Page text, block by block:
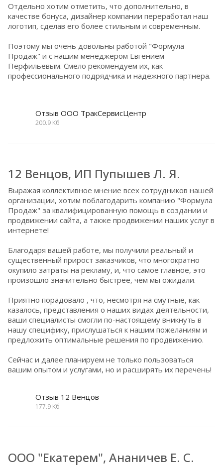
Отдельно хотим отметить, что дополнительно, в
качестве бонуса, дизайнер компании переработал наш
логотип, сделав его более стильным и современным.
Поэтому мы очень довольны работой "Формула
Продаж" и с нашим менеджером Евгением
Перфильевым. Смело рекомендуем их, как
профессионального подрядчика и надежного партнера.
Отзыв ООО ТракСервисЦентр
200.9 Кб
12 Венцов, ИП Пупышев Л. Я.
Выражая коллективное мнение всех сотрудников нашей
организации, хотим поблагодарить компанию "Формула
Продаж" за квалифицированную помощь в создании и
продвижении сайта, а также продвижении наших услуг в
интернете!
Благодаря вашей работе, мы получили реальный и
существенный прирост заказчиков, что многократно
окупило затраты на рекламу, и, что самое главное, это
произошло значительно быстрее, чем мы ожидали.
Приятно порадовало , что, несмотря на смутные, как
казалось, представления о наших видах деятельности,
ваши специалисты смогли по-настоящему вникнуть в
нашу специфику, прислушаться к нашим пожеланиям и
предложить оптимальные решения по продвижению.
Сейчас и далее планируем не только пользоваться
вашим опытом и услугами, но и расширять их перечень!
Отзыв 12 Венцов
177.9 Кб
ООО "Екатерем", Ананичев Е. С.